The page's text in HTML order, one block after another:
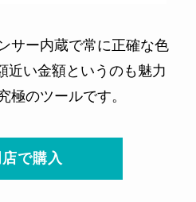
サー内蔵で常に正確な色
近い金額というのも魅力
極のツールです。
で購入